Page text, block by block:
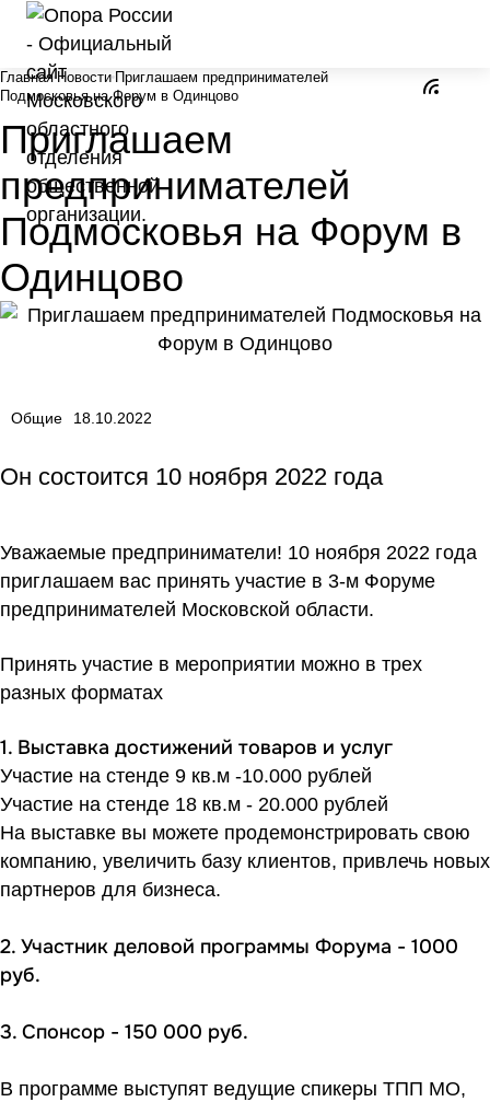
Главная Новости Приглашаем предпринимателей
Подмосковья на Форум в Одинцово
Приглашаем
предпринимателей
Подмосковья на Форум в
Одинцово
Общие 18.10.2022
Он состоится 10 ноября 2022 года
Уважаемые предприниматели! 10 ноября 2022 года
приглашаем вас принять участие в 3-м Форуме
предпринимателей Московской области.
Принять участие в мероприятии можно в трех
разных форматах
1. Выставка достижений товаров и услуг
Участие на стенде 9 кв.м -10.000 рублей
Участие на стенде 18 кв.м - 20.000 рублей
На выставке вы можете продемонстрировать свою
компанию, увеличить базу клиентов, привлечь новых
партнеров для бизнеса.
2. Участник деловой программы Форума - 1000
руб.
3. Спонсор - 150 000 руб.
В программе выступят ведущие спикеры ТПП МО,